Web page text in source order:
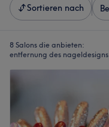
Sortieren nach
8 Salons die anbieten:
entfernung des